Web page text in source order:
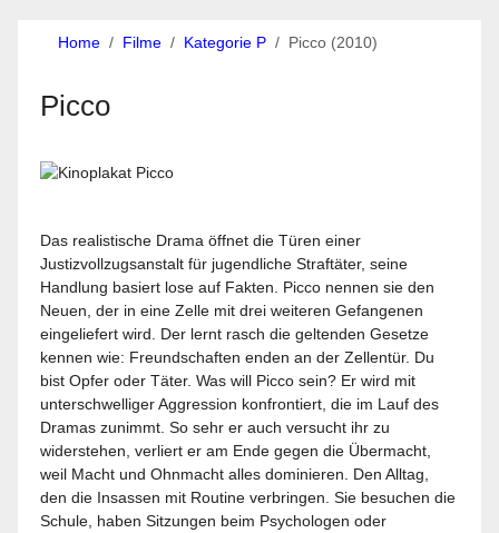
Home Filme Kategorie P Picco (2010)
Picco
Das realistische Drama öffnet die Türen einer
Justizvollzugsanstalt für jugendliche Straftäter, seine
Handlung basiert lose auf Fakten. Picco nennen sie den
Neuen, der in eine Zelle mit drei weiteren Gefangenen
eingeliefert wird. Der lernt rasch die geltenden Gesetze
kennen wie: Freundschaften enden an der Zellentür. Du
bist Opfer oder Täter. Was will Picco sein? Er wird mit
unterschwelliger Aggression konfrontiert, die im Lauf des
Dramas zunimmt. So sehr er auch versucht ihr zu
widerstehen, verliert er am Ende gegen die Übermacht,
weil Macht und Ohnmacht alles dominieren. Den Alltag,
den die Insassen mit Routine verbringen. Sie besuchen die
Schule, haben Sitzungen beim Psychologen oder